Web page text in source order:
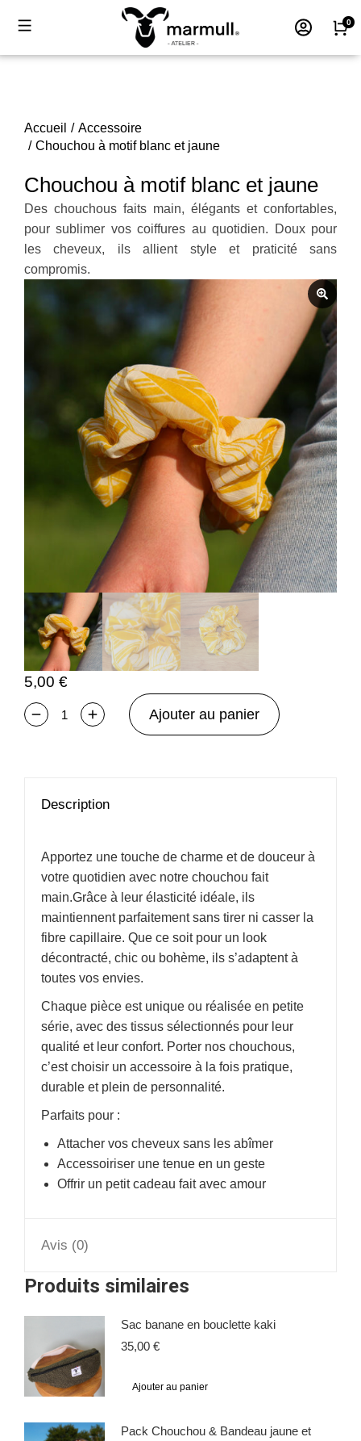
Vous êtes ici :
Accueil
Accessoire
Chouchou à motif blanc et jaune
Chouchou à motif blanc et jaune
Des chouchous faits main, élégants et confortables,
pour sublimer vos coiffures au quotidien. Doux pour
les cheveux, ils allient style et praticité sans
compromis.
5,00 €
Ajouter au panier
Description
Apportez une touche de charme et de douceur à
votre quotidien avec notre chouchou fait
main.Grâce à leur élasticité idéale, ils
maintiennent parfaitement sans tirer ni casser la
fibre capillaire. Que ce soit pour un look
décontracté, chic ou bohème, ils s’adaptent à
toutes vos envies.
Chaque pièce est unique ou réalisée en petite
série, avec des tissus sélectionnés pour leur
qualité et leur confort. Porter nos chouchous,
c’est choisir un accessoire à la fois pratique,
durable et plein de personnalité.
Parfaits pour :
Attacher vos cheveux sans les abîmer
Accessoiriser une tenue en un geste
Offrir un petit cadeau fait avec amour
Avis (0)
Produits similaires
Sac banane en bouclette kaki
35,00 €
Ajouter au panier
Pack Chouchou & Bandeau jaune et